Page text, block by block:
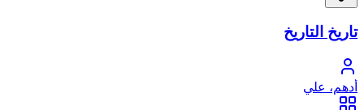
تاريخ التاريخ
أدهم، علي